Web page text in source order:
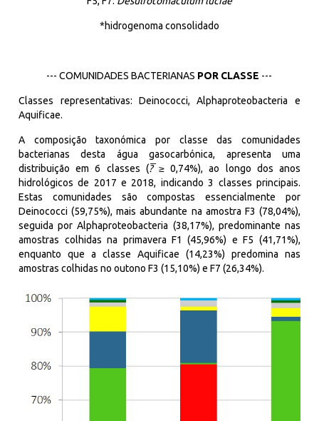
*hidrogenoma consolidado
--- COMUNIDADES BACTERIANAS POR CLASSE ---
Classes representativas: Deinococci,Alphaproteobacteria e
Aquificae.
A composição taxonómica por classe das comunidades
bacterianasdesta água gasocarbónica, apresenta uma
distribuição em 6 classes (? ≥ 0,74%), ao longo dos anos
hidrológicos de 2017 e 2018, indicando 3 classes principais.
Estas comunidades são compostas essencialmente por
Deinococci (59,75%), mais abundante na amostra F3 (78,04%),
seguida porAlphaproteobacteria (38,17%), predominante nas
amostras colhidas na primavera F1 (45,96%) e F5 (41,71%),
enquanto que a classe Aquificae (14,23%) predomina nas
amostras colhidas no outono F3 (15,10%) e F7 (26,34%).